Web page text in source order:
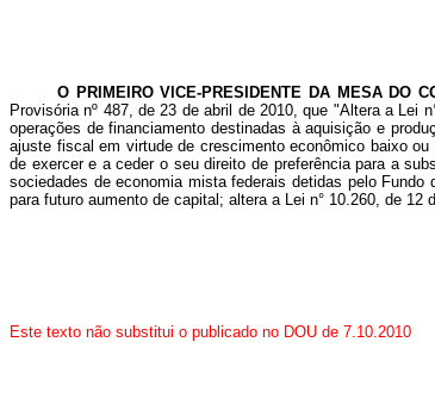
O PRIMEIRO VICE-PRESIDENTE DA MESA DO
Provisória nº 487, de 23 de abril de 2010, que "Altera a Lei
operações de financiamento destinadas à aquisição e
ajuste fiscal em virtude de crescimento econômico baixo
de exercer e a ceder o seu direito de preferência para a
sociedades de economia mista federais detidas pelo
para futuro aumento de capital; altera a Lei n° 10.260, de
Este texto não substitui o publicado no DOU de 7.10.2010